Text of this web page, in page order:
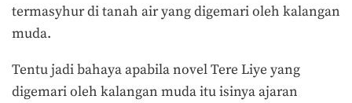
termasyhur di tanah air yang digemari oleh kalangan
muda.
Tentu jadi bahaya apabila novel Tere Liye yang
digemari oleh kalangan muda itu isinya ajaran